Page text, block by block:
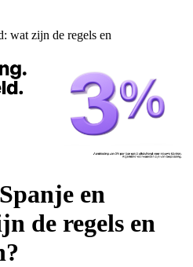
wat zijn de regels en
en
de regels en